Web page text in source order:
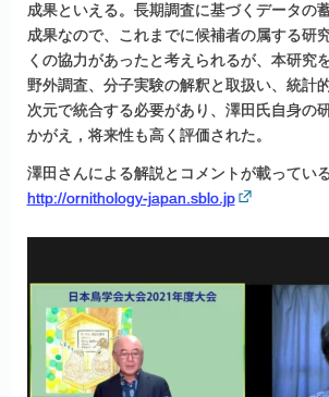
成果といえる。長期調査に基づくデータの
成果なので、これまでに候補者の属する研
くの協力があったと考えられるが、本研究
野外調査、分子実験の解釈と取扱い、統計
次元で統合する必要があり、澤田氏自身の
かがえ，将来性も高く評価された。
澤田さんによる解説とコメントが載ってい
http://ornithology-japan.sblo.jp